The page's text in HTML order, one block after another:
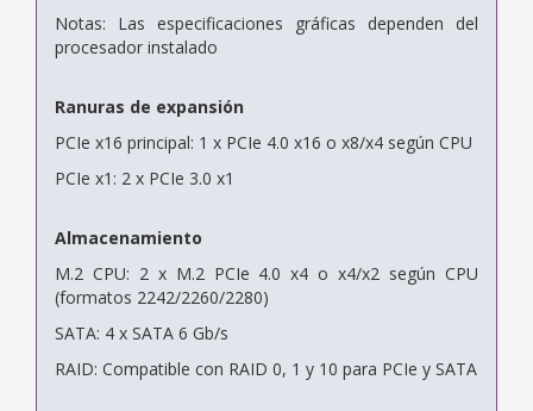
Notas: Las especificaciones gráficas dependen del
procesador instalado
Ranuras de expansión
PCIe x16 principal: 1 x PCIe 4.0 x16 o x8/x4 según CPU
PCIe x1: 2 x PCIe 3.0 x1
Almacenamiento
M.2 CPU: 2 x M.2 PCIe 4.0 x4 o x4/x2 según CPU
(formatos 2242/2260/2280)
SATA: 4 x SATA 6 Gb/s
RAID: Compatible con RAID 0, 1 y 10 para PCIe y SATA